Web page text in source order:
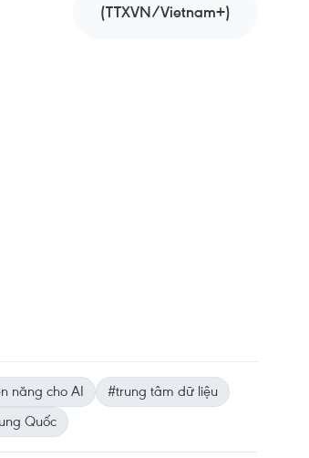
(TTXVN/Vietnam+)
năng cho AI
#trung tâm dữ liệu
Quốc